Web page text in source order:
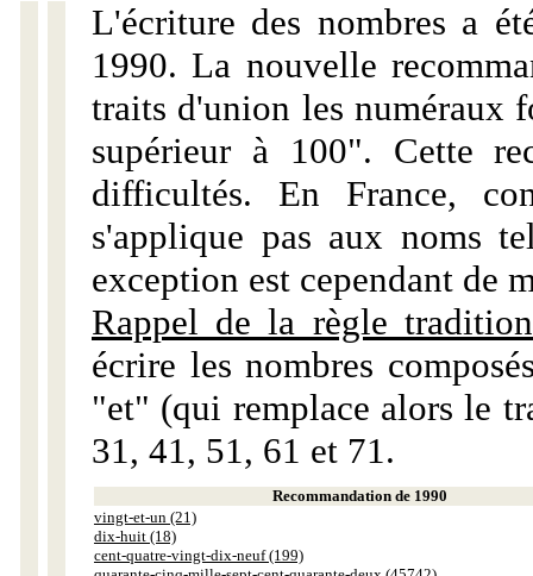
L'écriture des nombres a
1990. La nouvelle
traits d'union les numéraux
supérieur à 100". Cette
difficultés. En France,
s'applique pas aux noms
exception est cependant de
Rappel de la règle
écrire les nombres
"et" (qui remplace alors le
31, 41, 51, 61 et 71.
Recommandation de 1990
vingt-et-un (21)
dix-huit (18)
cent-quatre-vingt-dix-neuf (199)